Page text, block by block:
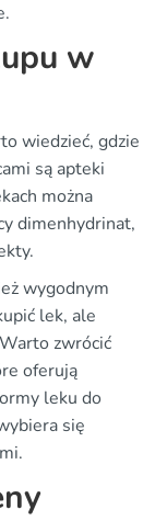
w
wiedzieć, gdzie
są apteki
można
dimenhydrinat,
wygodnym
lek, ale
zwrócić
oferują
leku do
się